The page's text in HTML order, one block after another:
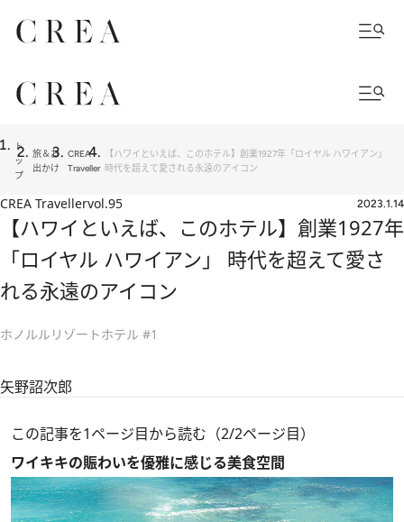
ト
ッ
プ
旅＆お
出かけ
CREA
Traveller
【ハワイといえば、このホテル】創業1927年「ロイヤル ハワイアン」
時代を超えて愛される永遠のアイコン
CREA Travellervol.95 2023.1.14
【ハワイといえば、このホテル】創業1927年
「ロイヤル ハワイアン」 時代を超えて愛さ
れる永遠のアイコン
ホノルルリゾートホテル #1
矢野詔次郎
この記事を1ページ目から読む（2/2ページ目）
ワイキキの賑わいを優雅に感じる美食空間